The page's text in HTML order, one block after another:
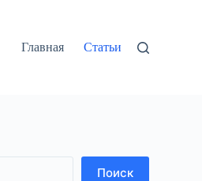
Главная Статьи
Поиск